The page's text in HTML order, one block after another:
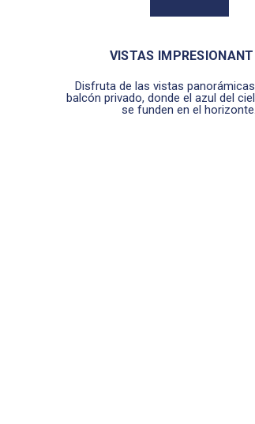
VISTAS
Disfruta de las vistas
balcón privado, donde el azul del
se funden en el horizonte.